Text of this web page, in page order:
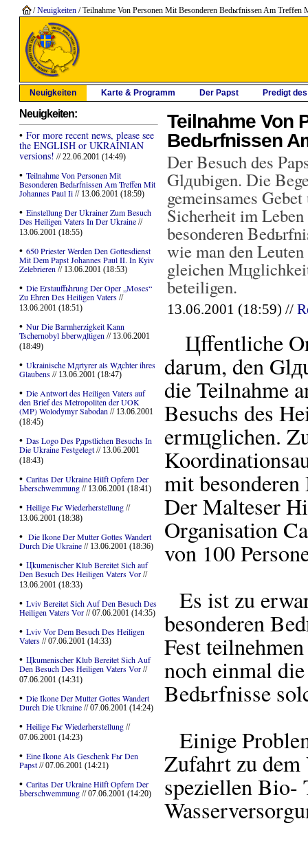
/Neuigkeiten/ Teilnahme Von Personen Mit Besonderen Bedьrfnissen Am Treffen
Neuigkeiten Karte & Programm Der Papst Predigt
Neuigkeiten:
• For more recent news, please see
the ENGLISH or UKRAINIAN
versions! // 22.06.2001 (14:49)
• Teilnahme Von Personen Mit
Besonderen Bedьrfnissen Am Treffen Mit
Johannes Paul Ii// 13.06.2001 (18:59)
• Einstellung Der Ukrainer Zum Besuch
Des Heiligen Vaters In Der Ukraine//
13.06.2001 (18:55)
• 650 Priester Werden Den Gottesdienst
Mit Dem Papst Johannes Paul II. In Kyiv
Zelebrieren// 13.06.2001 (18:53)
• Die Erstauffьhrung Der Oper „Moses“
Zu Ehren Des Heiligen Vaters//
13.06.2001 (18:51)
• Nur Die Barmherzigkeit Kann
Tschernobyl Ьberwдltigen// 13.06.2001
(18:49)
• Ukrainische Mдrtyrer als Wдchter ihres
Glaubens// 13.06.2001 (18:47)
• Die Antwort des Heiligen Vaters auf
den Brief des Metropoliten der UOK
(MP) Wolodymyr Sabodan// 13.06.2001
(18:45)
• Das Logo Des Pдpstlichen Besuchs In
Die Ukraine Festgelegt// 13.06.2001
(18:43)
• Caritas Der Ukraine Hilft Opfern Der
Ьberschwemmung// 13.06.2001 (18:41)
• Heilige Fьr Wiederherstellung//
13.06.2001 (18:38)
• Die Ikone Der Mutter Gottes Wandert
Durch Die Ukraine// 13.06.2001 (18:36)
• Цkumenischer Klub Bereitet Sich auf
Den Besuch Des Heiligen Vaters Vor//
13.06.2001 (18:33)
• Lviv Bereitet Sich Auf Den Besuch Des
Heiligen Vaters Vor// 07.06.2001 (14:35)
• Lviv Vor Dem Besuch Des Heiligen
Vaters// 07.06.2001 (14:33)
• Цkumenischer Klub Bereitet Sich Auf
Den Besuch Des Heiligen Vaters Vor//
07.06.2001 (14:31)
• Die Ikone Der Mutter Gottes Wandert
Durch Die Ukraine// 07.06.2001 (14:24)
• Heilige Fьr Wiederherstellung//
07.06.2001 (14:23)
• Eine Ikone Als Geschenk Fьr Den
Papst// 07.06.2001 (14:21)
• Caritas Der Ukraine Hilft Opfern Der
Ьberschwemmung// 07.06.2001 (14:20)
Teilnahme Von
Bedьrfnissen
Der Besuch des
Glдubigen. Die
gemeinsames
Sicherheit im
besonderen
wie man den
gleichen
beteiligen.
13.06.2001 (18:59) //
Цffentliche
darum, den
die Teilnahme
Besuchs des
ermцglichen.
mit
Der Malteser
Organisation
von 100
Es ist zu
besonderen
Fest
noch einmal
Bedьrfnisse
Einige
Zufahrt zu
speziellen Bio-